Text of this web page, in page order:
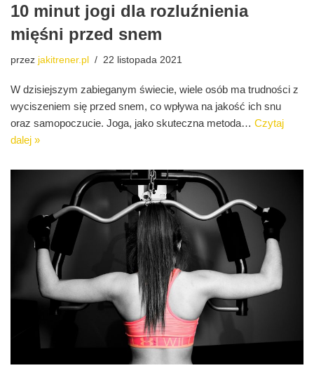
10 minut jogi dla rozluźnienia
mięśni przed snem
przez jakitrener.pl 22 listopada 2021
W dzisiejszym zabieganym świecie, wiele osób ma trudności z
wyciszeniem się przed snem, co wpływa na jakość ich snu
oraz samopoczucie. Joga, jako skuteczna metoda… Czytaj
dalej »